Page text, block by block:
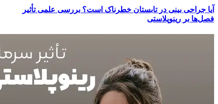
آیا جراحی بینی در تابستان خطرناک است؟ بررسی علمی تأثیر
فصل‌ها بر رینوپلاستی